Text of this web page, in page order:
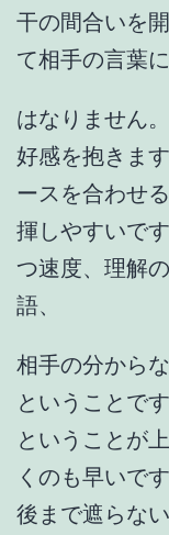
干の間合いを
て相手の言葉
はなりません
好感を抱きま
ースを合わせ
揮しやすいで
つ速度、理解
語、
相手の分から
ということで
ということが
くのも早いで
後まで遮らな